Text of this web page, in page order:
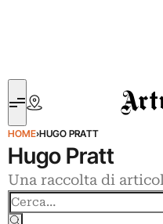
Artribune
HOME›HUGO PRATT
Hugo Pratt
Una raccolta di